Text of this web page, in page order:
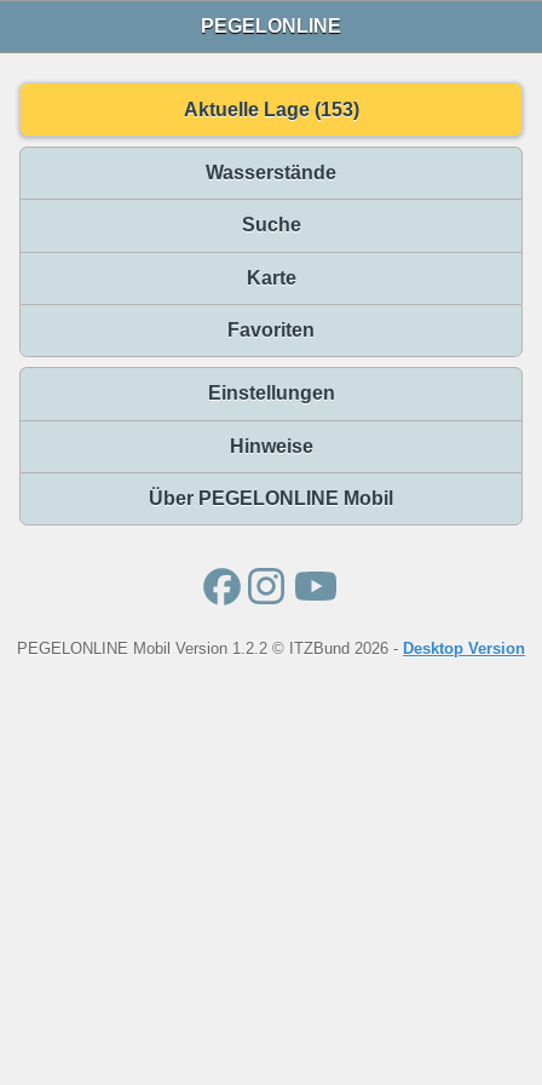
PEGELONLINE
Aktuelle Lage (153)
Wasserstände
Suche
Karte
Favoriten
Einstellungen
Hinweise
Über PEGELONLINE Mobil
PEGELONLINE Mobil Version 1.2.2 © ITZBund 2026 - Desktop Version